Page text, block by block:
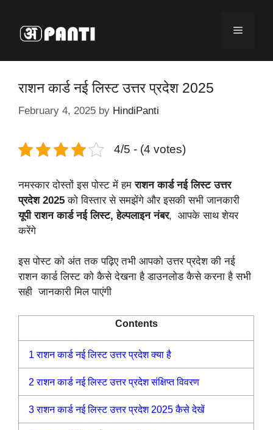
content
Menu
राशन कार्ड नई लिस्ट उत्तर प्रदेश 2025
February 4, 2025 by HindiPanti
4/5 - (4 votes)
नमस्कार दोस्तों इस पोस्ट में हमराशन कार्ड नई लिस्ट उत्तर
प्रदेश 2025 को विस्तार से समझेंगे और इसकी सभी जानकारी
यूपी राशन कार्ड नई लिस्ट, हेल्पलाइन नंबर, आपके साथ शेयर
करेंगे
इस पोस्ट को अंत तक पढ़िए तभी आपको उत्तर प्रदेश की नई
राशन कार्ड लिस्ट को कैसे देखना है डाउनलोड कैसे करना है सभी
सही जानकारी मिल पाएंगी
Contents
1 राशन कार्ड नई लिस्ट उत्तर प्रदेश क्या है
2 राशन कार्ड नई लिस्ट उत्तर प्रदेश संक्षिप्त विवरण
3राशन कार्ड नई लिस्ट उत्तर प्रदेश 2025 कैसे देखें